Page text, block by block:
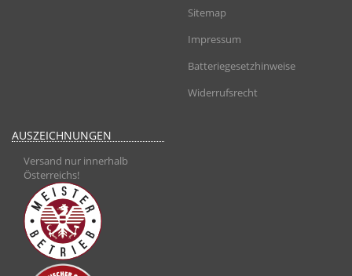
Sitemap
Impressum
Batteriegesetzhinweise
Widerrufsrecht
AUSZEICHNUNGEN
Versand nur innerhalb
Österreichs!